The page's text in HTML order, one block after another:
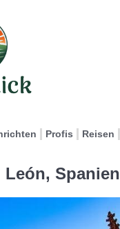
Profis Reisen
Spanien